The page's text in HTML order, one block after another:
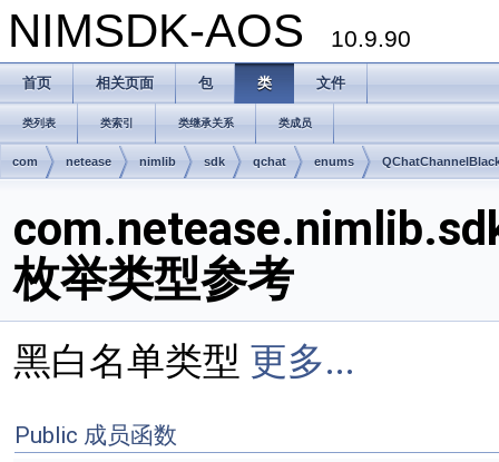
NIMSDK-AOS 10.9.90
首页 相关页面 包 类 文件
类列表 类索引 类继承关系 类成员
com netease nimlib sdk qchat enums
枚举类型参考
黑白名单类型 更多...
Public 成员函数